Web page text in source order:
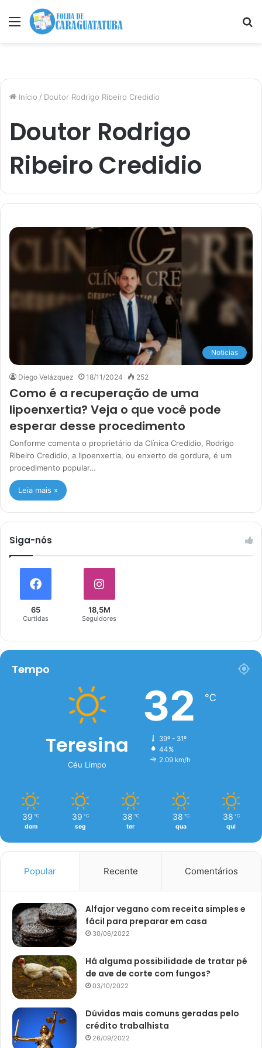
Menu
Início / Doutor Rodrigo Ribeiro Credidio
Doutor Rodrigo
Ribeiro Credidio
Noticias
Diego Velázquez 18/11/2024 252
Como é a recuperação de uma
lipoenxertia? Veja o que você pode
esperar desse procedimento
Conforme comenta o proprietário da Clínica Credidio, Rodrigo
Ribeiro Credidio, a lipoenxertia, ou enxerto de gordura, é um
procedimento popular…
Leia mais »
Siga-nós
65
Curtidas
18,5M
Seguidores
Tempo
Teresina
Céu Limpo
32 ℃
39º - 31º
44%
2.09 km/h
39 ℃
dom
39 ℃
seg
38 ℃
ter
38 ℃
qua
38 ℃
qui
Popular Recente Comentários
Alfajor vegano com receita simples e
fácil para preparar em casa
30/06/2022
Há alguma possibilidade de tratar pé
de ave de corte com fungos?
03/10/2022
Dúvidas mais comuns geradas pelo
crédito trabalhista
26/09/2022